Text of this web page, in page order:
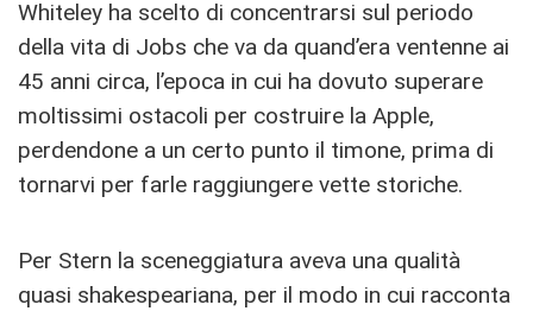
Whiteley ha scelto di concentrarsi sul periodo
della vita di Jobs che va da quand’era ventenne ai
45 anni circa, l’epoca in cui ha dovuto superare
moltissimi ostacoli per costruire la Apple,
perdendone a un certo punto il timone, prima di
tornarvi per farle raggiungere vette storiche.
Per Stern la sceneggiatura aveva una qualità
quasi shakespeariana, per il modo in cui racconta